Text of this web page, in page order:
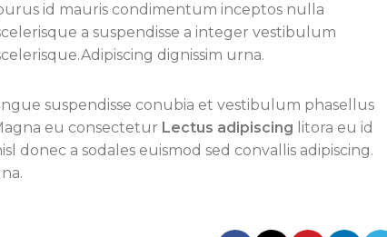
id mauris condimentum inceptos nulla
a suspendisse a integer vestibulum
dignissim urna.
suspendisse conubia et vestibulum phasellus
eu consectetur Lectus adipiscing litora eu id
donec a sodales euismod sed convallis adipiscing.